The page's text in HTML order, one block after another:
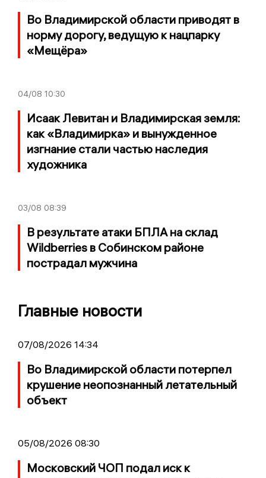
Во Владимирской области приводят в
норму дорогу, ведущую к нацпарку
«Мещёра»
04/08 10:30
Исаак Левитан и Владимирская земля:
как «Владимирка» и вынужденное
изгнание стали частью наследия
художника
03/08 08:39
В результате атаки БПЛА на склад
Wildberries в Собинском районе
пострадал мужчина
Главные новости
07/08/2026 14:34
Во Владимирской области потерпел
крушение неопознанный летательный
объект
05/08/2026 08:30
Московский ЧОП подал иск к